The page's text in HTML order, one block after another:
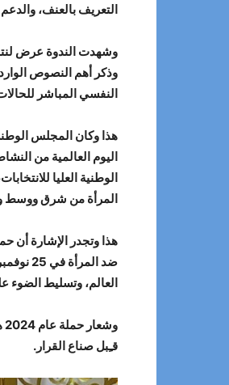
التعريف بالعنف،
وشهدت الندوة عرض
وذكر أهم النصوص
النفسي المباشر
اليوم العالمية من
الوطنية العليا
المرأة من شرق ووسط
هذا وتجدر الإشارة أن
العالم، وتسليط
وشعار حملة عام 2024 هو: كل 10 دقائق، تُقتل امرأة (
قـِبل صناع القرار.